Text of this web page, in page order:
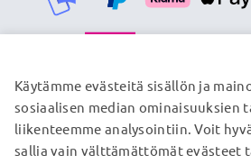
TOIMITUSKUMPPANIMME
© subtel.fi 2026
Käytämme evästeitä sisällön ja
sosiaalisen median ominaisuuksien
liikenteemme analysointiin. Voit
sallia vain välttämättömät evästeet